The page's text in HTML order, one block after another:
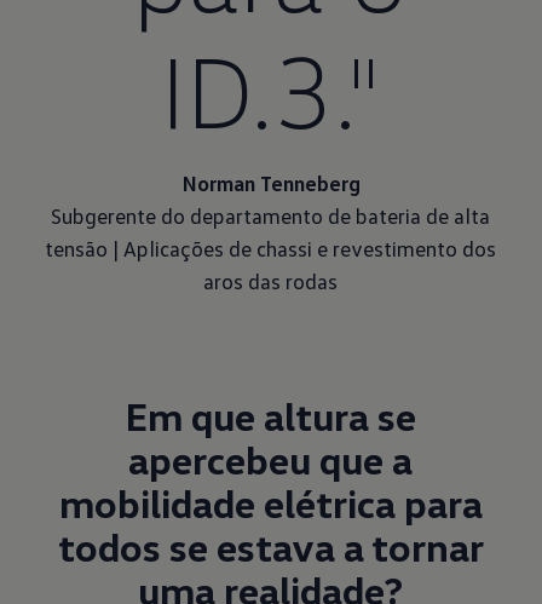
ID.3."
Norman Tenneberg
Subgerente do departamento de bateria de alta
tensão | Aplicações de chassi e revestimento dos
aros das rodas
Em que altura se
apercebeu que a
mobilidade elétrica para
todos se estava a tornar
uma realidade?